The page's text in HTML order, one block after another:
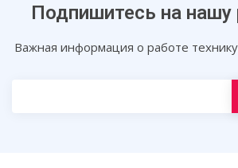
Подпишитесь на нашу
Важная информация о работе